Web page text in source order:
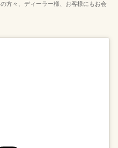
方々、ディーラー様、お客様にもお会